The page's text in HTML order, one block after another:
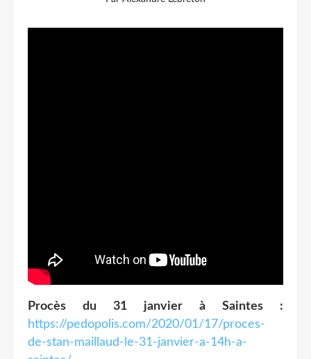
Procès du 31 janvier à Saintes :
https://pedopolis.com/2020/01/17/proces-
de-stan-maillaud-le-31-janvier-a-14h-a-